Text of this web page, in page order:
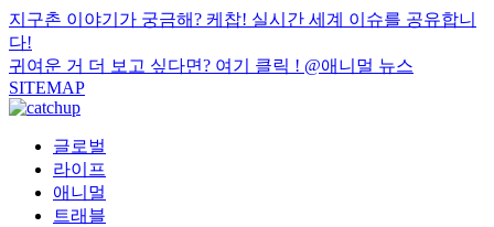
지구촌 이야기가 궁금해? 케찹! 실시간 세계 이슈를 공유합니
다!
귀여운 거 더 보고 싶다면? 여기 클릭 ! @애니멀 뉴스
SITEMAP
글로벌
라이프
애니멀
트래블